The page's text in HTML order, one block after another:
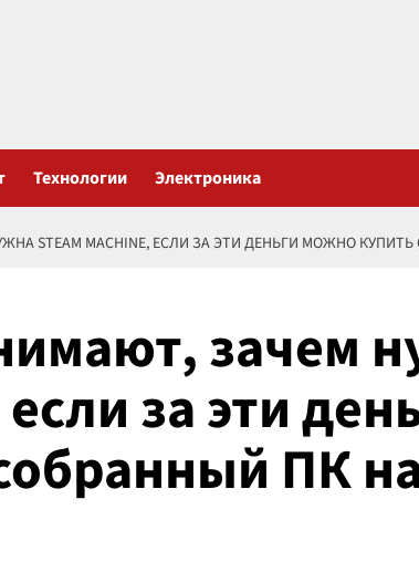
Технологии Электроника
STEAM MACHINE, ЕСЛИ ЗА ЭТИ ДЕНЬГИ МОЖНО
зачем
за эти
ПК